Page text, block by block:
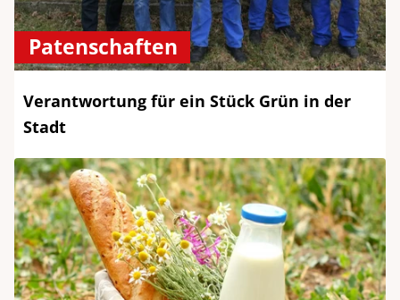
Patenschaften
Verantwortung für ein Stück Grün in der
Stadt